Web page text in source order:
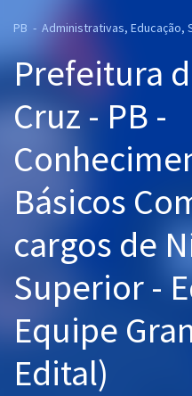
Cursos 20% OFF
Pós
Graduação
OAB
Questões grátis
Aprovados
PB - Administrativas, Educação,
Prefeitura
Cruz - PB -
Básicos
cargos de
Superior -
Equipe
Edital)